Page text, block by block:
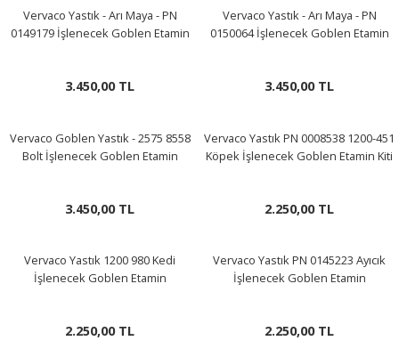
Vervaco Yastık - Arı Maya - PN
0149179 İşlenecek Goblen Etamin
3.450,00 TL
Vervaco Yastık - Arı Maya - PN
0150064 İşlenecek Goblen Etamin
3.450,00 TL
Vervaco Goblen Yastık - 2575 8558
Bolt İşlenecek Goblen Etamin
3.450,00 TL
Vervaco Yastık PN 0008538 1200-451
Köpek İşlenecek Goblen Etamin Kiti
2.250,00 TL
Vervaco Yastık 1200 980 Kedi
İşlenecek Goblen Etamin
2.250,00 TL
Vervaco Yastık PN 0145223 Ayıcık
İşlenecek Goblen Etamin
2.250,00 TL